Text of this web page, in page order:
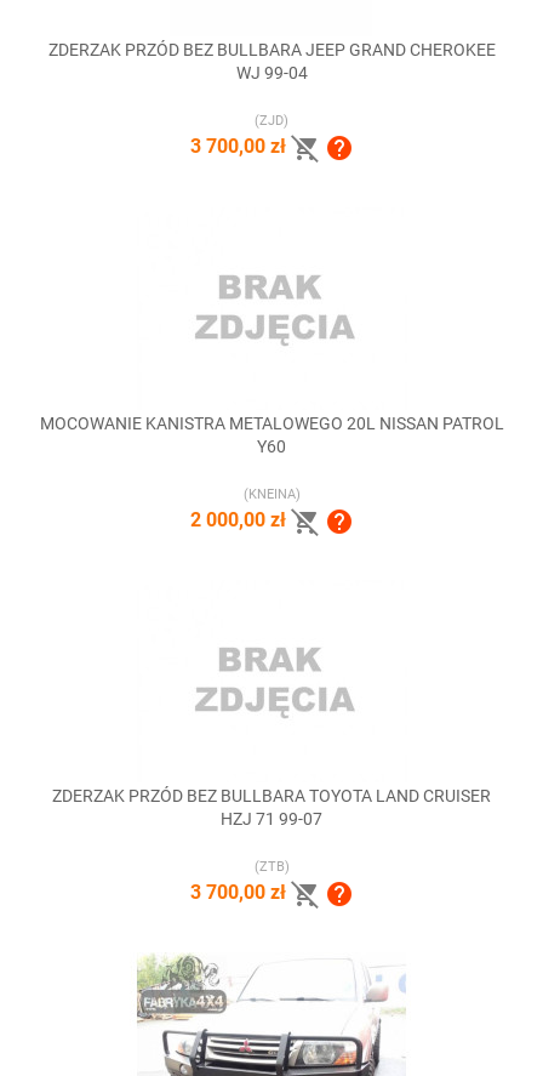
ZDERZAK PRZÓD BEZ BULLBARA JEEP GRAND CHEROKEE
WJ 99-04
(ZJD)
3 700,00 zł  
MOCOWANIE KANISTRA METALOWEGO 20L NISSAN PATROL
Y60
(KNEINA)
2 000,00 zł  
ZDERZAK PRZÓD BEZ BULLBARA TOYOTA LAND CRUISER
HZJ 71 99-07
(ZTB)
3 700,00 zł  